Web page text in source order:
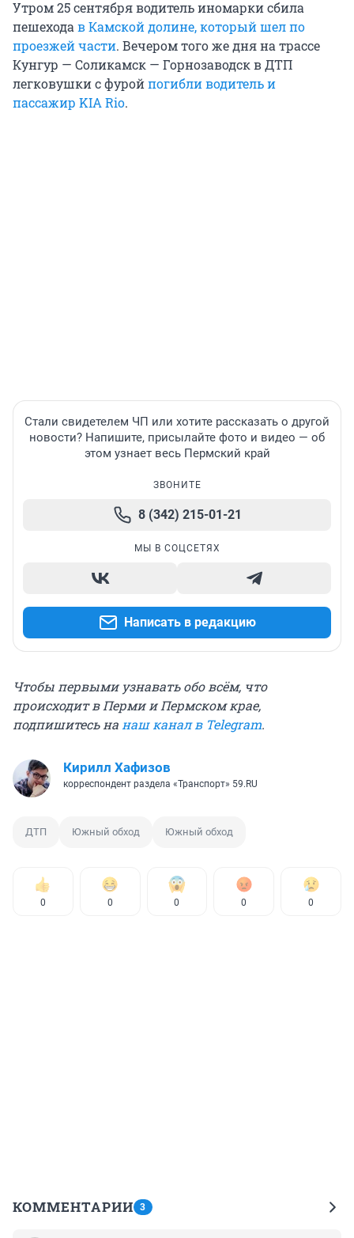
Утром 25 сентября водитель иномарки сбила
пешеходав Камской долине, который шел по
проезжей части. Вечером того же дня на трассе
Кунгур — Соликамск — Горнозаводск в ДТП
легковушки с фуройпогибли водитель и
пассажир KIA Rio.
Стали свидетелем ЧП или хотите рассказать о другой
новости? Напишите, присылайте фото и видео — об
этом узнает весь Пермский край
ЗВОНИТЕ
8 (342) 215-01-21
МЫ В СОЦСЕТЯХ
Написать в редакцию
Чтобы первыми узнавать обо всём, что
происходит в Перми и Пермском крае,
подпишитесь нанаш канал в Telegram.
Кирилл Хафизов
корреспондент раздела «Транспорт» 59.RU
ДТП Южный обход Южный обход
0 0 0 0 0
КОММЕНТАРИИ 3